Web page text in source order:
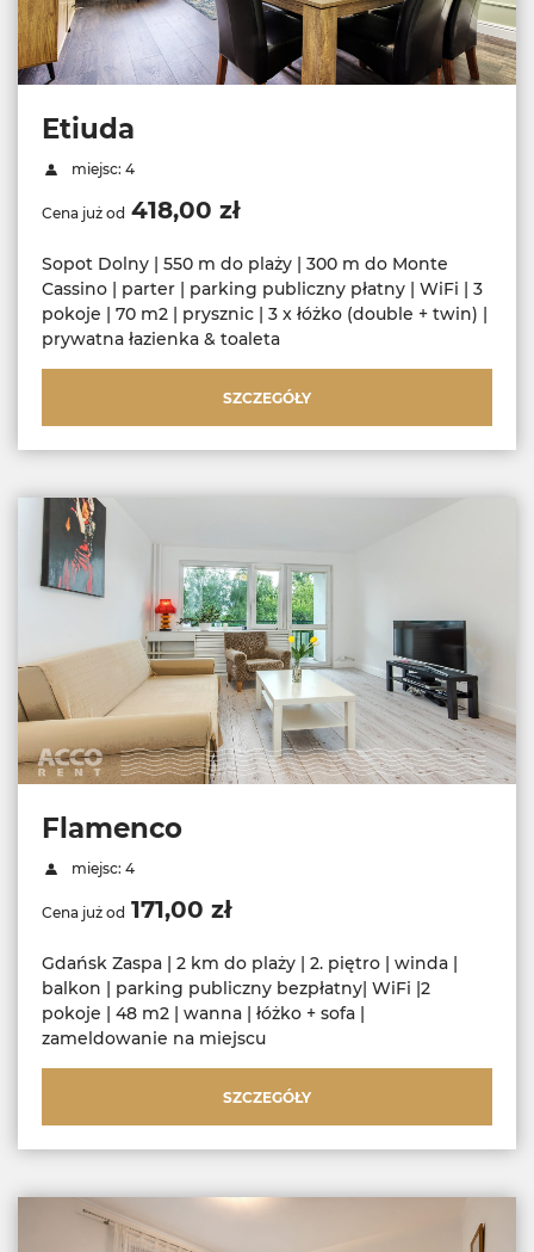
Etiuda
miejsc: 4
Cena już od 418,00 zł
Sopot Dolny | 550 m do plaży | 300 m do Monte
Cassino | parter | parking publiczny płatny | WiFi | 3
pokoje | 70 m2 | prysznic | 3 x łóżko (double + twin) |
prywatna łazienka & toaleta
SZCZEGÓŁY
Flamenco
miejsc: 4
Cena już od 171,00 zł
Gdańsk Zaspa | 2 km do plaży | 2. piętro | winda |
balkon | parking publiczny bezpłatny| WiFi |2
pokoje | 48 m2 | wanna | łóżko + sofa |
zameldowanie na miejscu
SZCZEGÓŁY